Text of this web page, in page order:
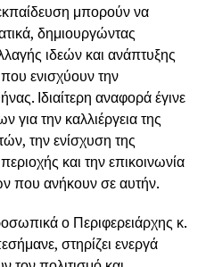
μπορούν να
δημιουργώντας
ιδεών και ανάπτυξης
ενισχύουν την
Ιδιαίτερη αναφορά έγινε
για την καλλιέργεια της
την ενίσχυση της
και την επικοινωνία
που ανήκουν σε αυτήν.
ο Περιφερειάρχης κ.
στηρίζει ενεργά